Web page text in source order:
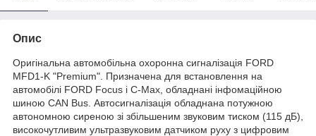
Опис
Оригінальна автомобільна охоронна сигналізація FORD
MFD1-K "Premium". Призначена для встановлення на
автомобілі FORD Focus і C-Max, обладнані інфомаційною
шиною CAN Bus. Автосигналізація обладнана потужною
автономною сиреною зі збільшеним звуковим тиском (115 дБ),
високочутливим ультразвуковим датчиком руху з цифровим